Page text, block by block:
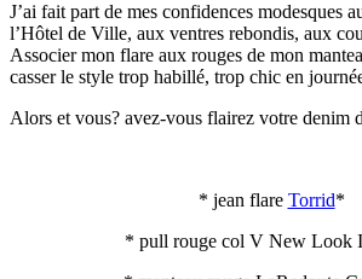
J’ai fait part de mes confidences modesques
l’Hôtel de Ville, aux ventres rebondis, aux
Associer mon flare aux rouges de mon
casser le style trop habillé, trop chic en
Alors et vous? avez-vous flairez votre denim
* jean flare Torrid*
* pull rouge col V New Look